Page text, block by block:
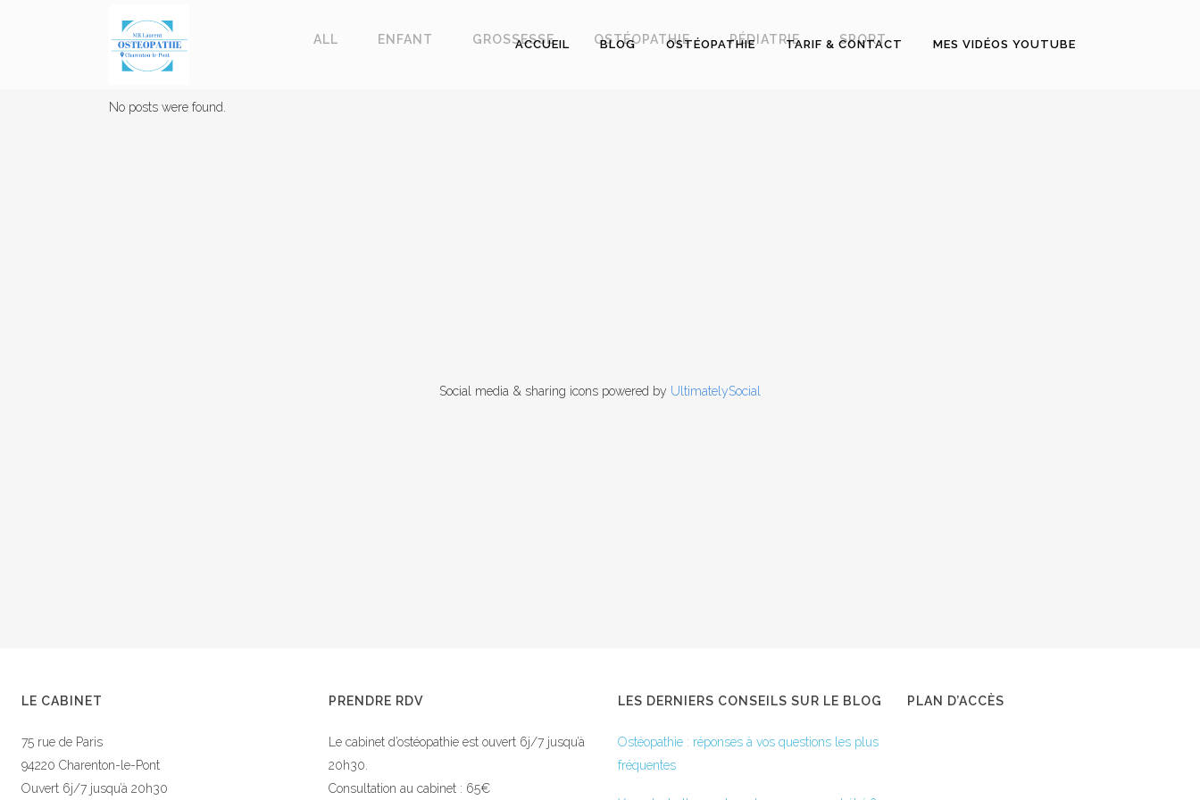
ACCUEIL BLOG OSTÉOPATHIE TARIF & CONTACT MES VIDÉOS YOUTUBE
ALL ENFANT GROSSESSE OSTÉOPATHIE PÉDIATRIE SPORT
No posts were found.
LE CABINET
75 rue de Paris
94220 Charenton-le-Pont
Ouvert 6j/7 jusqu’à 20h30
PRENDRE RDV
Le cabinet d’ostéopathie est ouvert 6j/7 jusqu’à
20h30.
Consultation au cabinet : 65€
LES DERNIERS CONSEILS SUR LE BLOG
Ostéopathie : réponses à vos questions les plus
fréquentes
PLAN D’ACCÈS
Social media & sharing icons powered by UltimatelySocial